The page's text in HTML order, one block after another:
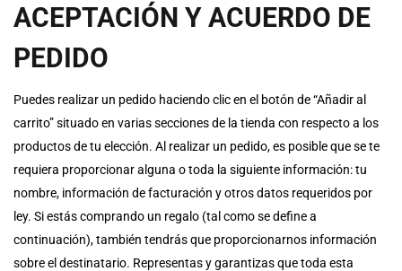
ACEPTACIÓN Y ACUERDO DE
PEDIDO
Puedes realizar un pedido haciendo clic en el botón de “Añadir al
carrito” situado en varias secciones de la tienda con respecto a los
productos de tu elección. Al realizar un pedido, es posible que se te
requiera proporcionar alguna o toda la siguiente información: tu
nombre, información de facturación y otros datos requeridos por
ley. Si estás comprando un regalo (tal como se define a
continuación), también tendrás que proporcionarnos información
sobre el destinatario. Representas y garantizas que toda esta